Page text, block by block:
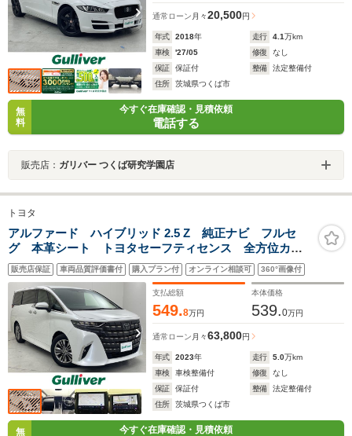
通常ローン 月々20,500円
年式 2018年 走行 4.1万km
車検
'27/05 修復
なし
保証
保証付 整備
法定整備付
住所
茨城県つくば市
無
料
今すぐ在庫確認・見積依頼
電話する
販売店： ガリバー つくば研究学園店
トヨタ
アルファード ハイブリッド 2.5 Z 純正ナビ フルセ
グ 本革シート トヨタセーフティセンス 全方位カメ
ラ パノラミックビューモニター ブレーキホールド
パワースライドドア コーナーセンサー ETC2.0 ユニ
バーサルステップ オットマン
販売店保証 車両品質評価書付 購入プラン付 オンライン相談可 360°画像付
支払総額
549.8万円
本体価格
539.0万円
通常ローン 月々63,800円
年式 2023年 走行 5.0万km
車検
車検整備付 修復
なし
保証
保証付 整備
法定整備付
住所
茨城県つくば市
無
今すぐ在庫確認・見積依頼